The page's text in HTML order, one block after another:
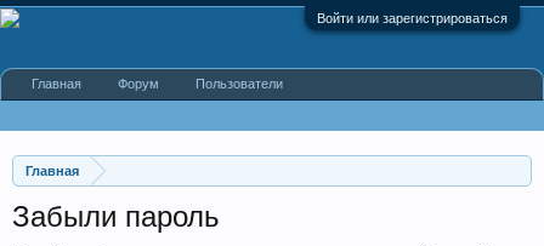
Войти или зарегистрироваться
Главная
Забыли пароль
Главная Форум Пользователи